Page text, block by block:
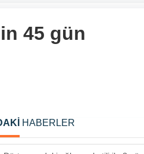
45 gün
HABERLER